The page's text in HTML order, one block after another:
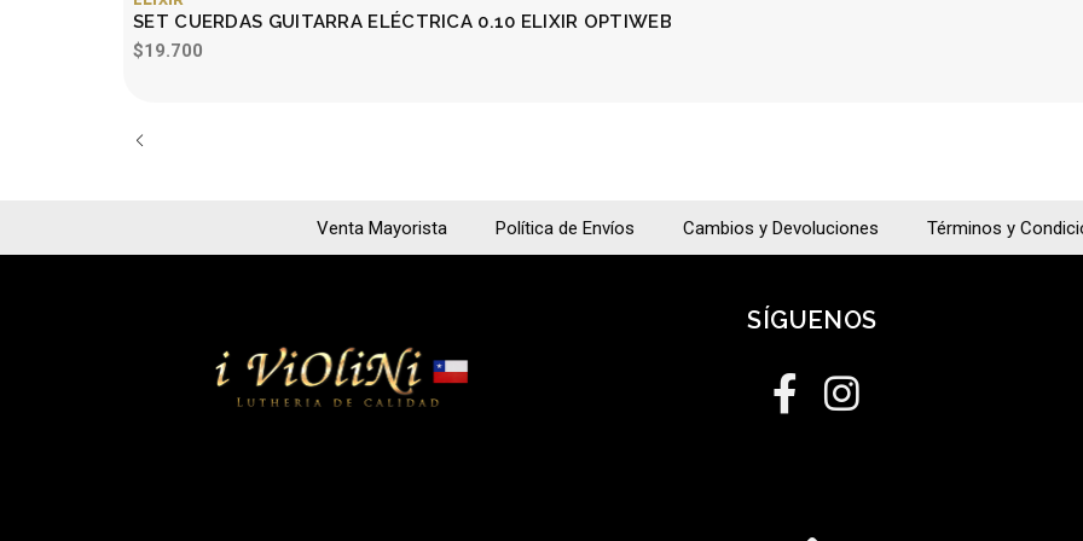
SET CUERDAS GUITARRA ELÉCTRICA 0.10 ELIXIR OPTIWEB
$19.700
Venta Mayorista Política de Envíos Cambios y Devoluciones Términos y
SÍGUENOS